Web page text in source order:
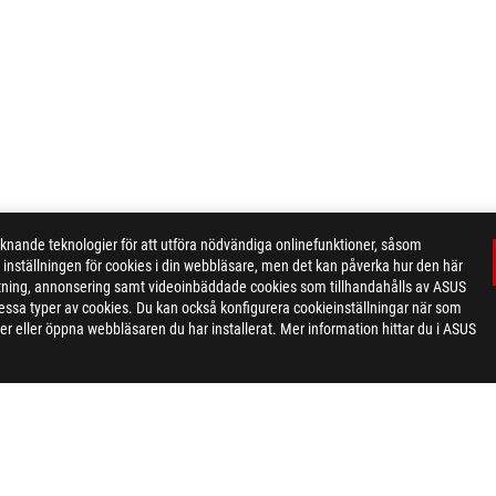
teknologier för att utföra nödvändiga onlinefunktioner, såsom
för cookies i din webbläsare, men det kan påverka hur den här
annonsering samt videoinbäddade cookies som tillhandahålls av ASUS
typer av cookies. Du kan också konfigurera cookieinställningar när som
eller öppna webbläsaren du har installerat. Mer information hittar du i ASUS